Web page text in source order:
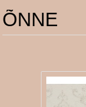
ÕNNE